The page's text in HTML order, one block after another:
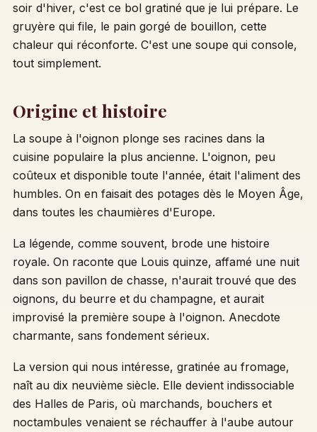
soir d'hiver, c'est ce bol gratiné que je lui prépare. Le
gruyère qui file, le pain gorgé de bouillon, cette
chaleur qui réconforte. C'est une soupe qui console,
tout simplement.
Origine et histoire
La soupe à l'oignon plonge ses racines dans la
cuisine populaire la plus ancienne. L'oignon, peu
coûteux et disponible toute l'année, était l'aliment des
humbles. On en faisait des potages dès le Moyen Âge,
dans toutes les chaumières d'Europe.
La légende, comme souvent, brode une histoire
royale. On raconte que Louis quinze, affamé une nuit
dans son pavillon de chasse, n'aurait trouvé que des
oignons, du beurre et du champagne, et aurait
improvisé la première soupe à l'oignon. Anecdote
charmante, sans fondement sérieux.
La version qui nous intéresse, gratinée au fromage,
naît au dix neuvième siècle. Elle devient indissociable
des Halles de Paris, où marchands, bouchers et
noctambules venaient se réchauffer à l'aube autour